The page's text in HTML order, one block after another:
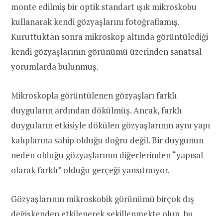
monte edilmiş bir optik standart ışık mikroskobu
kullanarak kendi gözyaşlarını fotoğraflamış.
Kuruttuktan sonra mikroskop altında görüntülediği
kendi gözyaşlarının görünümü üzerinden sanatsal
yorumlarda bulunmuş.
Mikroskopla görüntülenen gözyaşları farklı
duyguların ardından dökülmüş. Ancak, farklı
duyguların etkisiyle dökülen gözyaşlarının aynı yapı
kalıplarına sahip olduğu doğru değil. Bir duygunun
neden olduğu gözyaşlarının diğerlerinden “yapısal
olarak farklı” olduğu gerçeği yansıtmıyor.
Gözyaşlarının mikroskobik görünümü birçok dış